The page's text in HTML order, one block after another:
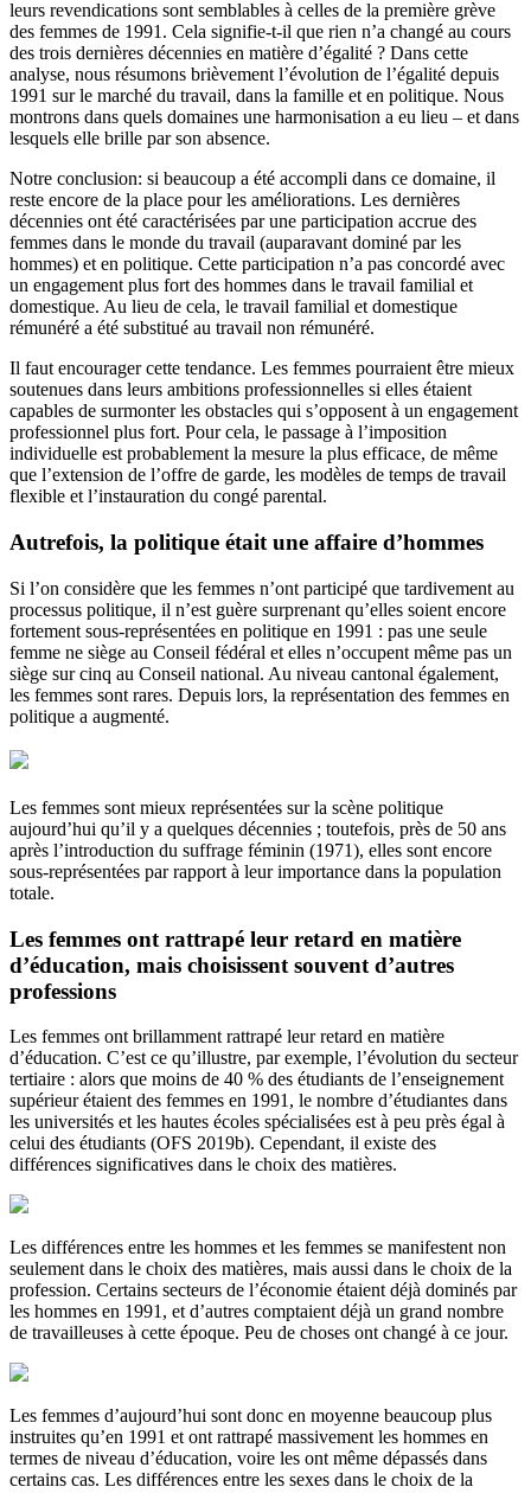
leurs revendications sont semblables à celles de la première grève
des femmes de 1991. Cela signifie-t-il que rien n’a changé au cours
des trois dernières décennies en matière d’égalité ? Dans cette
analyse, nous résumons brièvement l’évolution de l’égalité depuis
1991 sur le marché du travail, dans la famille et en politique. Nous
montrons dans quels domaines une harmonisation a eu lieu – et dans
lesquels elle brille par son absence.
Notre conclusion: si beaucoup a été accompli dans ce domaine, il
reste encore de la place pour les améliorations. Les dernières
décennies ont été caractérisées par une participation accrue des
femmes dans le monde du travail (auparavant dominé par les
hommes) et en politique. Cette participation n’a pas concordé avec
un engagement plus fort des hommes dans le travail familial et
domestique. Au lieu de cela, le travail familial et domestique
rémunéré a été substitué au travail non rémunéré.
Il faut encourager cette tendance. Les femmes pourraient être mieux
soutenues dans leurs ambitions professionnelles si elles étaient
capables de surmonter les obstacles qui s’opposent à un engagement
professionnel plus fort. Pour cela, le passage à l’imposition
individuelle est probablement la mesure la plus efficace, de même
que l’extension de l’offre de garde, les modèles de temps de travail
flexible et l’instauration du congé parental.
Autrefois, la politique était une affaire d’hommes
Si l’on considère que les femmes n’ont participé que tardivement au
processus politique, il n’est guère surprenant qu’elles soient encore
fortement sous-représentées en politique en 1991 : pas une seule
femme ne siège au Conseil fédéral et elles n’occupent même pas un
siège sur cinq au Conseil national. Au niveau cantonal également,
les femmes sont rares. Depuis lors, la représentation des femmes en
politique a augmenté.
Les femmes sont mieux représentées sur la scène politique
aujourd’hui qu’il y a quelques décennies ; toutefois, près de 50 ans
après l’introduction du suffrage féminin (1971), elles sont encore
sous-représentées par rapport à leur importance dans la population
totale.
Les femmes ont rattrapé leur retard en matière
d’éducation, mais choisissent souvent d’autres
professions
Les femmes ont brillamment rattrapé leur retard en matière
d’éducation. C’est ce qu’illustre, par exemple, l’évolution du secteur
tertiaire : alors que moins de 40 % des étudiants de l’enseignement
supérieur étaient des femmes en 1991, le nombre d’étudiantes dans
les universités et les hautes écoles spécialisées est à peu près égal à
celui des étudiants (OFS 2019b). Cependant, il existe des
différences significatives dans le choix des matières.
Les différences entre les hommes et les femmes se manifestent non
seulement dans le choix des matières, mais aussi dans le choix de la
profession. Certains secteurs de l’économie étaient déjà dominés par
les hommes en 1991, et d’autres comptaient déjà un grand nombre
de travailleuses à cette époque. Peu de choses ont changé à ce jour.
Les femmes d’aujourd’hui sont donc en moyenne beaucoup plus
instruites qu’en 1991 et ont rattrapé massivement les hommes en
termes de niveau d’éducation, voire les ont même dépassés dans
certains cas. Les différences entre les sexes dans le choix de la